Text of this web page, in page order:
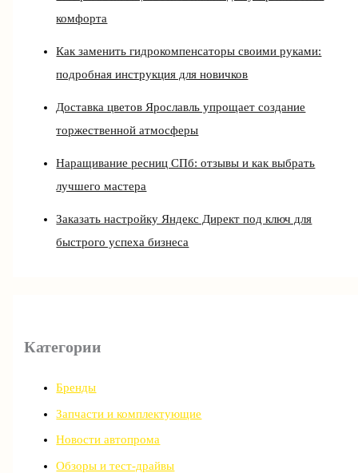
комфорта
Как заменить гидрокомпенсаторы своими руками:
подробная инструкция для новичков
Доставка цветов Ярославль упрощает создание
торжественной атмосферы
Наращивание ресниц СПб: отзывы и как выбрать
лучшего мастера
Заказать настройку Яндекс Директ под ключ для
быстрого успеха бизнеса
Категории
Бренды
Запчасти и комплектующие
Новости автопрома
Обзоры и тест-драйвы